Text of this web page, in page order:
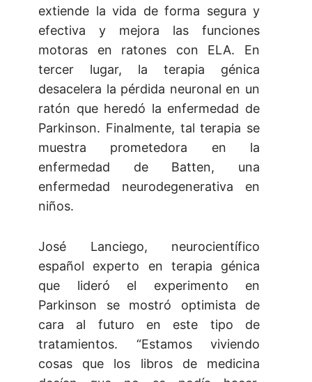
extiende la vida de forma segura y
efectiva y mejora las funciones
motoras en ratones con ELA. En
tercer lugar, la terapia génica
desacelera la pérdida neuronal en un
ratón que heredó la enfermedad de
Parkinson. Finalmente, tal terapia se
muestra prometedora en la
enfermedad de Batten, una
enfermedad neurodegenerativa en
niños.
José Lanciego, neurocientífico
español experto en terapia génica
que lideró el experimento en
Parkinson se mostró optimista de
cara al futuro en este tipo de
tratamientos. “Estamos viviendo
cosas que los libros de medicina